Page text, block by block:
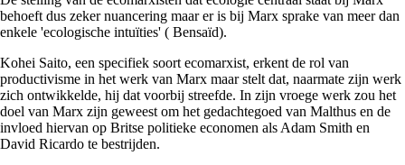
behoeft dus zeker nuancering maar er is bij Marx sprake van meer dan
enkele 'ecologische intuïties' ( Bensaïd).
Kohei Saito, een specifiek soort ecomarxist, erkent de rol van
productivisme in het werk van Marx maar stelt dat, naarmate zijn werk
zich ontwikkelde, hij dat voorbij streefde. In zijn vroege werk zou het
doel van Marx zijn geweest om het gedachtegoed van Malthus en de
invloed hiervan op Britse politieke economen als Adam Smith en
David Ricardo te bestrijden.